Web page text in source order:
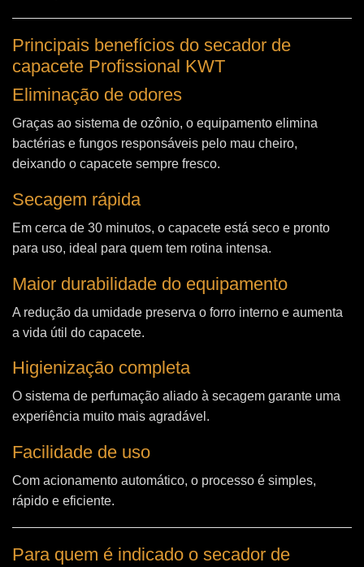
Principais benefícios do secador de
capacete Profissional KWT
Eliminação de odores
Graças ao sistema de ozônio, o equipamento elimina
bactérias e fungos responsáveis pelo mau cheiro,
deixando o capacete sempre fresco.
Secagem rápida
Em cerca de 30 minutos, o capacete está seco e pronto
para uso, ideal para quem tem rotina intensa.
Maior durabilidade do equipamento
A redução da umidade preserva o forro interno e aumenta
a vida útil do capacete.
Higienização completa
O sistema de perfumação aliado à secagem garante uma
experiência muito mais agradável.
Facilidade de uso
Com acionamento automático, o processo é simples,
rápido e eficiente.
Para quem é indicado o secador de